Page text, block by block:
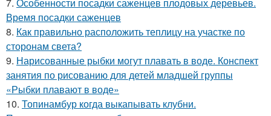
Время посадки саженцев
8. Как правильно расположить теплицу на участке по
сторонам света?
9. Нарисованные рыбки могут плавать в воде. Конспект
занятия по рисованию для детей младшей группы
«Рыбки плавают в воде»
10. Топинамбур когда выкапывать клубни.